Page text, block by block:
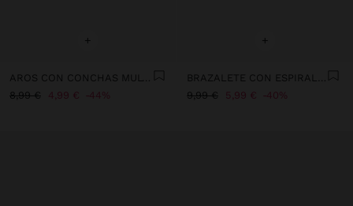
+
AROS CON CONCHAS MULTICOLOR
8,99 €
4,99 € 44%
+
BRAZALETE CON ESPIRALES
9,99 €
5,99 € 40%